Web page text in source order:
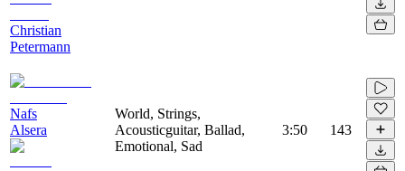
Christian
Petermann
Nafs
Alsera
World, Strings,
Acousticguitar, Ballad,
Emotional, Sad
3:50 143